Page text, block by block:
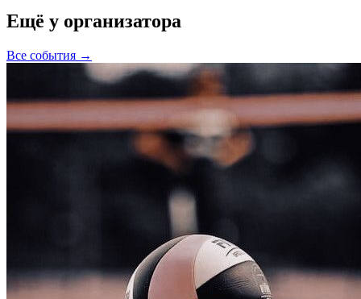
Ещё у организатора
Все события →